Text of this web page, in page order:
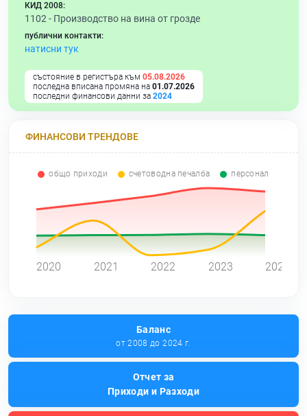
КИД 2008:
1102 - Производство на вина от грозде
публични контакти:
натисни тук
състояние в регистъра към 05.08.2026
последна вписана промяна на 01.07.2026
последни финансови данни за 2024
ФИНАНСОВИ ТРЕНДОВЕ
общо приходи счетоводна печалба персонал
2020 2021 2022 2023 2024
Баланс
от 2008 до 2024 г.
Отчет за
Приходи и Разходи